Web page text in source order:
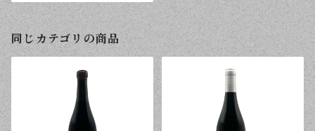
同じカテゴリの商品